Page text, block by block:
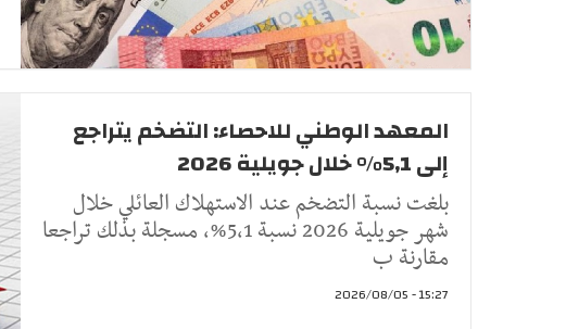
المعهد الوطني للاحصاء: التضخم يتراجع
إلى 5,1% خلال جويلية 2026
بلغت نسبة التضخم عند الاستهلاك العائلي خلال
شهر جويلية 2026 نسبة 5,1%، مسجلة بذلك تراجعا
مقارنة ب
15:27 - 2026/08/05